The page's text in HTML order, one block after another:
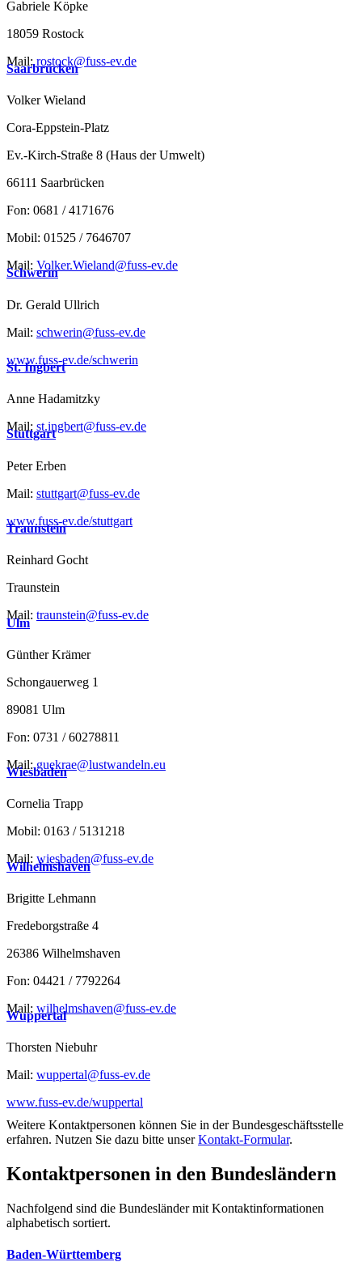
Gabriele Köpke
18059 Rostock
Mail:rostock@fuss-ev.de
Saarbrücken
Volker Wieland
Cora-Eppstein-Platz
Ev.-Kirch-Straße 8 (Haus der Umwelt)
66111 Saarbrücken
Fon: 0681 / 4171676
Mobil: 01525 / 7646707
Mail: Volker.Wieland@fuss-ev.de
Schwerin
Dr. Gerald Ullrich
Mail: schwerin@fuss-ev.de
www.fuss-ev.de/schwerin
St. Ingbert
Anne Hadamitzky
Mail: st.ingbert@fuss-ev.de
Stuttgart
Peter Erben
Mail: stuttgart@fuss-ev.de
www.fuss-ev.de/stuttgart
Traunstein
Reinhard Gocht
Traunstein
Mail: traunstein@fuss-ev.de
Ulm
Günther Krämer
Schongauerweg 1
89081 Ulm
Fon: 0731 / 60278811
Mail:guekrae@lustwandeln.eu
Wiesbaden
Cornelia Trapp
Mobil: 0163 / 5131218
Mail: wiesbaden@fuss-ev.de
Wilhelmshaven
Brigitte Lehmann
Fredeborgstraße 4
26386 Wilhelmshaven
Fon: 04421 / 7792264
Mail: wilhelmshaven@fuss-ev.de
Wuppertal
Thorsten Niebuhr
Mail: wuppertal@fuss-ev.de
www.fuss-ev.de/wuppertal
Weitere Kontaktpersonen können Sie in der Bundesgeschäftsstelle
erfahren. Nutzen Sie dazu bitte unserKontakt-Formular.
Kontaktpersonen in den Bundesländern
Nachfolgend sind die Bundesländer mit Kontaktinformationen
alphabetisch sortiert.
Baden-Württemberg